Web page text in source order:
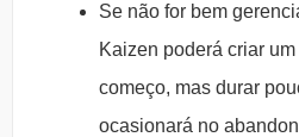
Se não for bem
Kaizen poderá criar
começo, mas durar
ocasionará no